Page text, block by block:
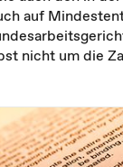
auf
nicht um die